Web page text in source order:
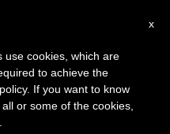
×
haremos la pausa
el periodo de verano
y también el
x
use cookies, which are
to achieve the
If you want to know
or some of the cookies,